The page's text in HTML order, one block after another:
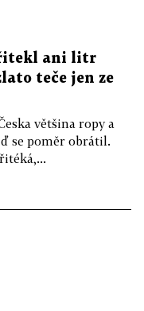
ani litr
teče jen ze
většina ropy a
se poměr obrátil.